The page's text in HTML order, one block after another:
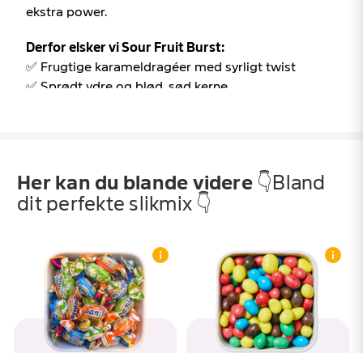
ekstra power.
Derfor elsker vi Sour Fruit Burst:
✅ Frugtige karameldragéer med syrligt twist
✅ Sprødt ydre og blød, sød kerne
Sour Fruit Burst er et farverigt bekendtskab, der
sætter gang i smagsløgene. De små stykker er
balance mellem surt og sødt. Det første bid giver et
sprødt knas, hvorefter den bløde frugtsmag tager
over og skaber en harmonisk, frisk oplevelse.
De findes i flere smagsvarianter – fra citrus og lime
til tropiske frugter – så hver bid føles som en ny
Her kan du blande videre 👇Bland
dit perfekte slikmix 👇